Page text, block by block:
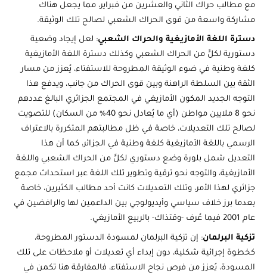
مع مطالب حراك الثاني والعشرين من فبراير، مما يجعل هناك
مشاركة واسعة من قوى الحراك الشعبي لصالح تلك الوثيقة.
دسترة اللغة الأمازيغية والحراك الشعبي: لعل إيجاد وضعية
دستورية لكلٍّ من الحراك الشعبي وكذلك دسترة اللغة الأمازيغية
كلغة وطنية في ضوء الوثيقة المطروحة للاستفتاء، يُعزز من مسار
الثقة بين السلطة الراهنة وبين قوى الحراك من جانب، ويدفع هذا
التوجه الجديد المكون الأمازيغي في المجتمع الجزائري البالغ عددهم
نحو 8 ملايين مواطن (أي ما يُعادل نحو 40% من السكان) للتصويت
لصالح تلك التعديلات، خاصة في ظل مطالبتهم المتكررة بالاعتراف
الرسمي باللغة الأمازيغية كلغة وطنية في الجزائر، كما أن هذا
التعديل شمل بلورة وضع دستوري لكلٍّ من الحراك الشعبي واللغة
الأمازيغية، والتوجه نحو ترقية وتطوير تلك اللغة عبر استحداث مجمع
جزائري لهذا الأمر، وتلك التعديلات كانت أحد مطالب الكثيرين، خاصة
بعدما برز خلاف سياسي وأيديولوجي بين الداعمين لها والرافضين في
عام 2001 فيما عُرف -وقتذاك- بالربيع الأمازيغي.
تزكية البرلمان: إن تزكية البرلمان لمسودة الدستور المطروحة،
كخطوة إجرائية شكلية، دون إبداء أي تعديلات أو ملاحظات على تلك
المسودة، يُعزز من فرص نجاح الاستفتاء، فالمفارقة هنا تكمن في